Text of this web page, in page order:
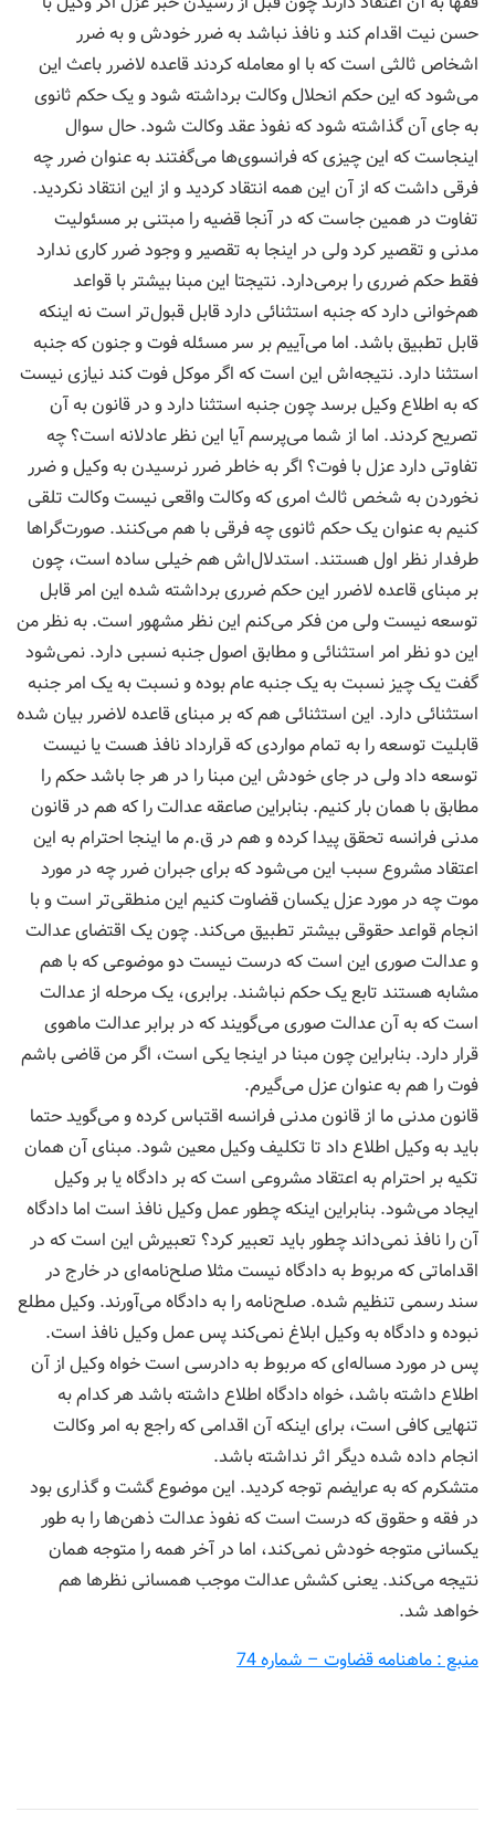
حسن نیت اقدام کند و نافذ نباشد به ضرر خودش و به ضرر
اشخاص ثالثی است که با او معامله کردند قاعده لاضرر باعث این
می‌شود که این حکم انحلال وکالت برداشته شود و یک حکم ثانوی
به جای آن گذاشته شود که نفوذ عقد وکالت شود. حال سوال
اینجاست که این چیزی که فرانسوی‌ها می‌گفتند به عنوان ضرر چه
فرقی داشت که از آن این همه انتقاد کردید و از این انتقاد نکردید.
تفاوت در همین جاست که در آنجا قضیه را مبتنی بر مسئولیت
مدنی و تقصیر کرد ولی در اینجا به تقصیر و وجود ضرر کاری ندارد
فقط حکم ضرری را برمی‌دارد. نتیجتا این مبنا بیشتر با قواعد
هم‌خوانی دارد که جنبه استثنائی دارد قابل قبول‌تر است نه اینکه
قابل تطبیق باشد. اما می‌آییم بر سر مسئله فوت و جنون که جنبه
استثنا دارد. نتیجه‌اش این است که اگر موکل فوت کند نیازی نیست
که به اطلاع وکیل برسد چون جنبه استثنا دارد و در قانون به آن
تصریح کردند. اما از شما می‌پرسم آیا این نظر عادلانه است؟ چه
تفاوتی دارد عزل با فوت؟ اگر به خاطر ضرر نرسیدن به وکیل و ضرر
نخوردن به شخص ثالث امری که وکالت واقعی نیست وکالت تلقی
کنیم به عنوان یک حکم ثانوی چه فرقی با هم می‌کنند. صورت‌گراها
طرفدار نظر اول هستند. استدلال‌اش هم خیلی ساده است، چون
بر مبنای قاعده لاضرر این حکم ضرری برداشته شده این امر قابل
توسعه نیست ولی من فکر می‌کنم این نظر مشهور است. به نظر من
این دو نظر امر استثنائی و مطابق اصول جنبه نسبی دارد. نمی‌شود
گفت یک چیز نسبت به یک جنبه عام بوده و نسبت به یک امر جنبه
استثنائی دارد. این استثنائی هم که بر مبنای قاعده لاضرر بیان شده
قابلیت توسعه را به تمام مواردی که قرارداد نافذ هست یا نیست
توسعه داد ولی در جای خودش این مبنا را در هر جا باشد حکم را
مطابق با همان بار کنیم. بنابراین صاعقه عدالت را که هم در قانون
مدنی فرانسه تحقق پیدا کرده و هم در ق.م ما اینجا احترام به این
اعتقاد مشروع سبب این می‌شود که برای جبران ضرر چه در مورد
موت چه در مورد عزل یکسان قضاوت کنیم این منطقی‌تر است و با
انجام قواعد حقوقی بیشتر تطبیق می‌کند. چون یک اقتضای عدالت
و عدالت صوری این است که درست نیست دو موضوعی که با هم
مشابه هستند تابع یک حکم نباشند. برابری، یک مرحله‌ از عدالت
است که به آن عدالت صوری می‌گویند که در برابر عدالت ماهوی
قرار دارد. بنابراین چون مبنا در اینجا یکی است، اگر من قاضی باشم
فوت را هم به عنوان عزل می‌گیرم.
قانون مدنی ما از قانون مدنی فرانسه اقتباس کرده و می‌گوید حتما
باید به وکیل اطلاع داد تا تکلیف وکیل معین شود. مبنای آن همان
تکیه بر احترام به اعتقاد مشروعی است که بر دادگاه یا بر وکیل
ایجاد می‌شود. بنابراین اینکه چطور عمل وکیل نافذ است اما دادگاه
آن را نافذ نمی‌داند چطور باید تعبیر کرد؟ تعبیرش این است که در
اقداماتی که مربوط به دادگاه نیست مثلا صلح‌نامه‌ای در خارج در
سند رسمی تنظیم شده. صلح‌نامه را به دادگاه می‌آورند. وکیل مطلع
نبوده و دادگاه به وکیل ابلاغ نمی‌کند پس عمل وکیل نافذ است.
پس در مورد مساله‌ای که مربوط به دادرسی است خواه وکیل از آن
اطلاع داشته باشد، خواه دادگاه اطلاع داشته باشد هر کدام به
تنهایی کافی است، برای اینکه آن اقدامی که راجع به امر وکالت
انجام داده شده دیگر اثر نداشته باشد.
متشکرم که به عرایضم توجه کردید. این موضوع گشت و گذاری بود
در فقه و حقوق که درست است که نفوذ عدالت ذهن‌ها را به طور
یکسانی متوجه خودش نمی‌کند، اما در آخر همه را متوجه همان
نتیجه می‌کند. یعنی کشش عدالت موجب همسانی نظرها هم
خواهد شد.
منبع : ماهنامه قضاوت – شماره 74